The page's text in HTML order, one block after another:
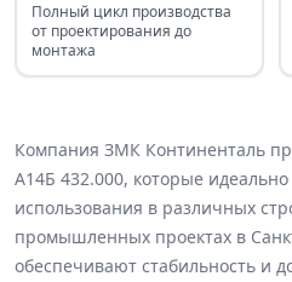
Полный цикл производства
от проектирования до
монтажа
Компания ЗМК Континенталь
А14Б 432.000, которые идеально
использования в различных
промышленных проектах в
обеспечивают стабильность и